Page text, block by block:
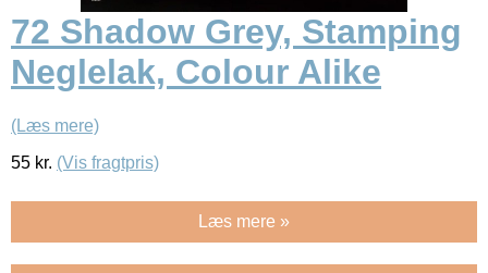
72 Shadow Grey, Stamping
Neglelak, Colour Alike
(Læs mere)
55 kr. (Vis fragtpris)
Læs mere »